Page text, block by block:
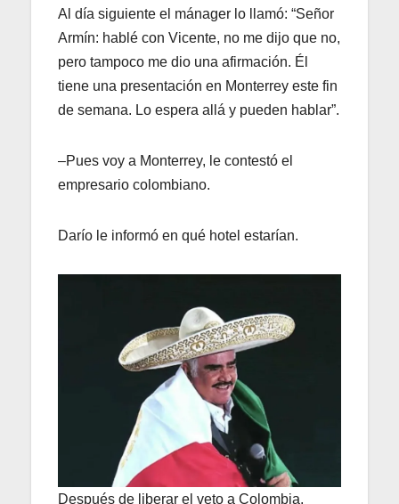
Al día siguiente el mánager lo llamó: “Señor
Armín: hablé con Vicente, no me dijo que no,
pero tampoco me dio una afirmación. Él
tiene una presentación en Monterrey este fin
de semana. Lo espera allá y pueden hablar”.
–Pues voy a Monterrey, le contestó el
empresario colombiano.
Darío le informó en qué hotel estarían.
Después de liberar el veto a Colombia,